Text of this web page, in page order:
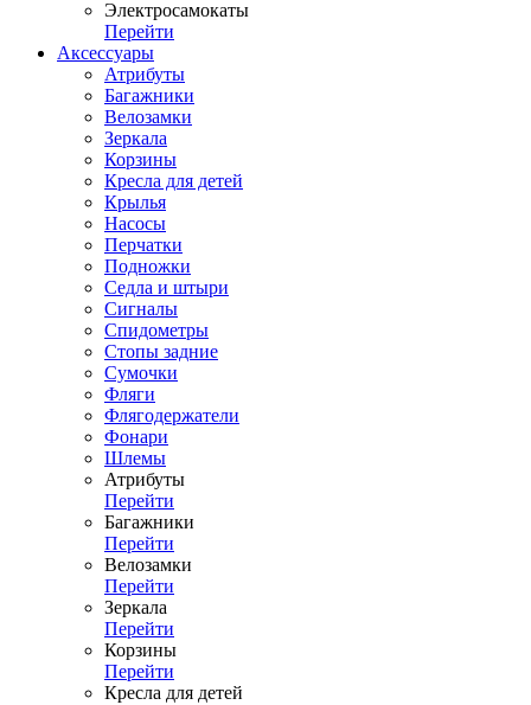
Электросамокаты
Перейти
Аксессуары
Атрибуты
Багажники
Велозамки
Зеркала
Корзины
Кресла для детей
Крылья
Насосы
Перчатки
Подножки
Седла и штыри
Сигналы
Спидометры
Стопы задние
Сумочки
Фляги
Флягодержатели
Фонари
Шлемы
Атрибуты
Перейти
Багажники
Перейти
Велозамки
Перейти
Зеркала
Перейти
Корзины
Перейти
Кресла для детей